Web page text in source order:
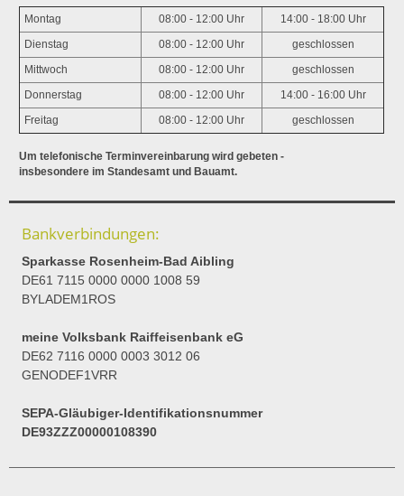
Montag 08:00 - 12:00 Uhr 14:00 - 18:00 Uhr
Dienstag 08:00 - 12:00 Uhr geschlossen
Mittwoch 08:00 - 12:00 Uhr geschlossen
Donnerstag 08:00 - 12:00 Uhr 14:00 - 16:00 Uhr
Freitag 08:00 - 12:00 Uhr geschlossen
Um telefonische Terminvereinbarung wird gebeten -
insbesondere im Standesamt und Bauamt.
Bankverbindungen:
Sparkasse Rosenheim-Bad Aibling
DE61 7115 0000 0000 1008 59
BYLADEM1ROS
meine Volksbank Raiffeisenbank eG
DE62 7116 0000 0003 3012 06
GENODEF1VRR
SEPA-Gläubiger-Identifikationsnummer
DE93ZZZ00000108390